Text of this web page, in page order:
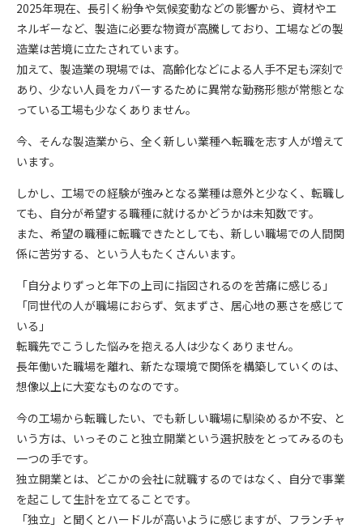
2025年現在、長引く紛争や気候変動などの影響から、資材やエ
ネルギーなど、製造に必要な物資が高騰しており、工場などの製
造業は苦境に立たされています。
加えて、製造業の現場では、高齢化などによる人手不足も深刻で
あり、少ない人員をカバーするために異常な勤務形態が常態とな
っている工場も少なくありません。
今、そんな製造業から、全く新しい業種へ転職を志す人が増えて
います。
しかし、工場での経験が強みとなる業種は意外と少なく、転職し
ても、自分が希望する職種に就けるかどうかは未知数です。
また、希望の職種に転職できたとしても、新しい職場での人間関
係に苦労する、という人もたくさんいます。
「自分よりずっと年下の上司に指図されるのを苦痛に感じる」
「同世代の人が職場におらず、気まずさ、居心地の悪さを感じて
いる」
転職先でこうした悩みを抱える人は少なくありません。
長年働いた職場を離れ、新たな環境で関係を構築していくのは、
想像以上に大変なものなのです。
今の工場から転職したい、でも新しい職場に馴染めるか不安、と
いう方は、いっそのこと独立開業という選択肢をとってみるのも
一つの手です。
独立開業とは、どこかの会社に就職するのではなく、自分で事業
を起こして生計を立てることです。
「独立」と聞くとハードルが高いように感じますが、フランチャ